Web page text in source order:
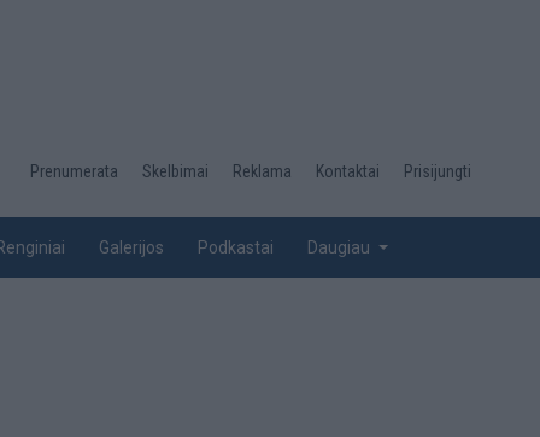
Desktop
top
Prenumerata Skelbimai Reklama Kontaktai Prisijungti
Galerijos Podkastai Daugiau